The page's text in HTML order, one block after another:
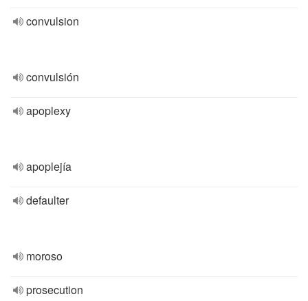
convulsion
convulsión
apoplexy
apoplejía
defaulter
moroso
prosecution